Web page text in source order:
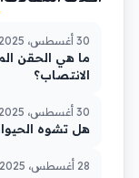
30 أغسطس، 2025
ما هي الحقن
الانتصاب؟
30 أغسطس، 2025
هل تشوه
28 أغسطس، 2025